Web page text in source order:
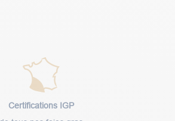
Certifications IGP